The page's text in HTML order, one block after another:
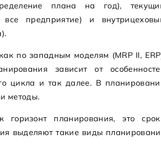
плана на год),
все предприятие) и
по западным моделям (MRP II,
зависит от
цикла и так далее. В
методы.
горизонт планирования, это
выделяют такие виды